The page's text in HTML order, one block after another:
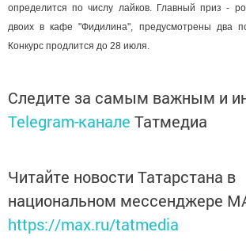
определится по числу лайков. Главный приз -
двоих в кафе "Фидилина", предусмотрены два
Конкурс продлится до 28 июля.
Следите за самым важным и
Telegram-канале Татмедиа
Читайте новости Татарстана в
национальном мессенджере
https://max.ru/tatmedia